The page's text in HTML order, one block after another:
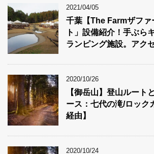
2021/04/05
千葉【The Farmザファ
ト」設備紹介！手ぶら
ランピング施設。アク
2020/10/26
【御岳山】登山ルート
ース：七代の滝/ロック
経由】
2020/10/24